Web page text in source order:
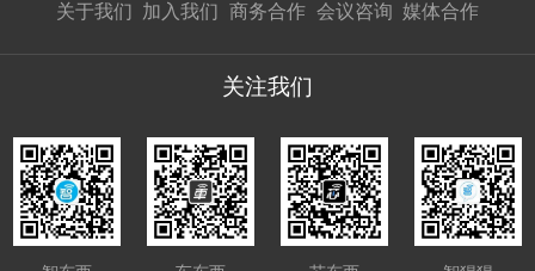
关于我们 加入我们
接扔简历
商务合作
接开聊
会议咨询 媒体合作
接开聊
关注我们